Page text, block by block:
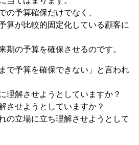
の予算確保だけでなく、
算が比較的固定化している顧客に
期の予算を確保させるのです。
で予算を確保できない」と言われ
理解させようとしていますか？
させようとしていますか？
の立場に立ち理解させようとして